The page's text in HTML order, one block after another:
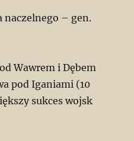
naczelnego – gen.
Wawrem i Dębem
pod Iganiami (10
sukces wojsk